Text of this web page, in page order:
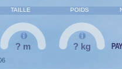
TAILLE POIDS
? m ? kg